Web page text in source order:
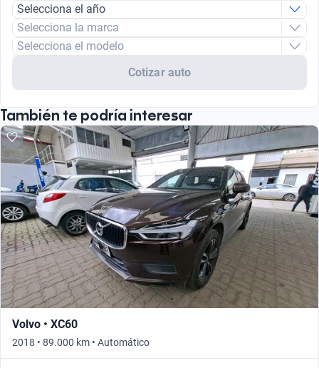
Selecciona el año
Selecciona la marca
Selecciona el modelo
Cotizar auto
También te podría interesar
Volvo • XC60
2018 • 89.000 km • Automático